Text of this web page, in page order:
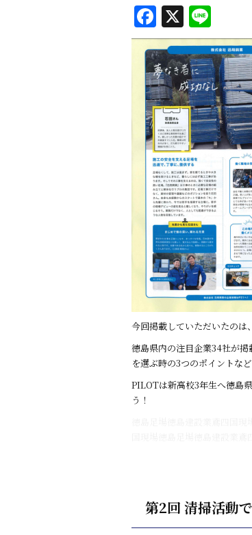
F
a
c
e
b
o
o
k
X
n
e
今回掲載していただいたの
徳島県内の注目企業34社が
を選ぶ時の3つのポイントな
PILOTは新高校3年生へ徳島
う！
第2回 清掃活動